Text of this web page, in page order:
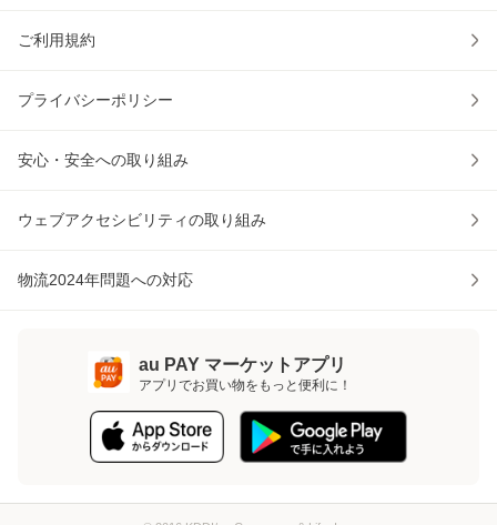
ご利用規約
プライバシーポリシー
安心・安全への取り組み
ウェブアクセシビリティの取り組み
物流2024年問題への対応
au PAY マーケットアプリ
アプリでお買い物をもっと便利に！